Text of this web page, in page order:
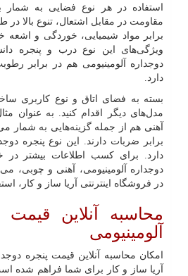
استفاده در هر نوع فضایی به شمار
مقاومت در مقابل اشتعال، تنوع بالا در
برابر مواد شیمیایی، خوردگی و اشعه
ویژگی‌های این نوع درب و پنجره
دوجداره آلومینیومی هم در برابر
دارد.
بسته به فضای اتاق و نوع کاربری
مدل‌های دیگر اقدام کنید. به عنوان
آهنی هم از جمله گزینه‌‌هایی به شمار
برابر ضربات دارند. این نوع پنجره
دارد. برای کسب اطلاعات بیشتر در
دوجداره آلومینیومی، آهنی و چوبی،
در فروشگاه اینترنتی آریا ساز و کار،
محاسبه آنلاین قیمت
آلومینیومی
امکان محاسبه آنلاین قیمت پنجره
آریا ساز و کار برای شما فراهم شده